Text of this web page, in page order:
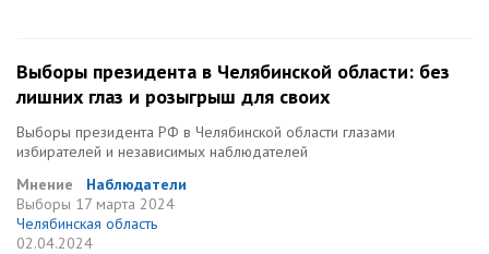
Выборы президента в Челябинской области: без
лишних глаз и розыгрыш для своих
Выборы президента РФ в Челябинской области глазами
избирателей и независимых наблюдателей
Мнение
Наблюдатели
Выборы 17 марта 2024
Челябинская область
02.04.2024